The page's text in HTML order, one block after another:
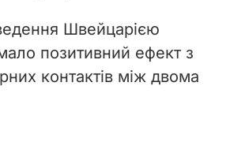
Швейцарією
позитивний ефект з
контактів між двома